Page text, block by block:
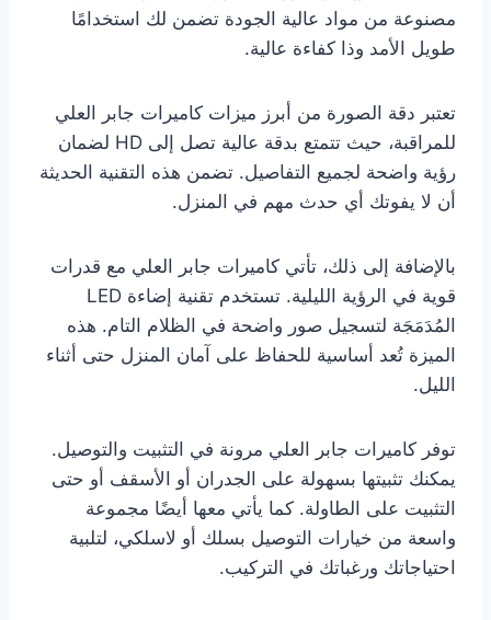
مصنوعة من مواد عالية الجودة تضمن لك استخدامًا
طويل الأمد وذا كفاءة عالية.
تعتبر دقة الصورة من أبرز ميزات كاميرات جابر العلي
للمراقبة، حيث تتمتع بدقة عالية تصل إلى HD لضمان
رؤية واضحة لجميع التفاصيل. تضمن هذه التقنية الحديثة
أن لا يفوتك أي حدث مهم في المنزل.
بالإضافة إلى ذلك، تأتي كاميرات جابر العلي مع قدرات
قوية في الرؤية الليلية. تستخدم تقنية إضاءة LED
المُدَمَجَة لتسجيل صور واضحة في الظلام التام. هذه
الميزة تُعد أساسية للحفاظ على آمان المنزل حتى أثناء
الليل.
توفر كاميرات جابر العلي مرونة في التثبيت والتوصيل.
يمكنك تثبيتها بسهولة على الجدران أو الأسقف أو حتى
التثبيت على الطاولة. كما يأتي معها أيضًا مجموعة
واسعة من خيارات التوصيل بسلك أو لاسلكي، لتلبية
احتياجاتك ورغباتك في التركيب.